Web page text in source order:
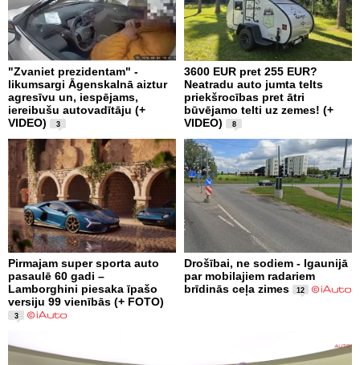
"Zvaniet prezidentam" -
likumsargi Āgenskalnā aiztur
agresīvu un, iespējams,
iereibušu autovadītāju (+
VIDEO)
3
3600 EUR pret 255 EUR?
Neatradu auto jumta telts
priekšrocības pret ātri
būvējamo telti uz zemes! (+
VIDEO)
8
Pirmajam super sporta auto
pasaulē 60 gadi –
Lamborghini piesaka īpašo
versiju 99 vienībās (+ FOTO)
3
Drošībai, ne sodiem - Igaunijā
par mobilajiem radariem
brīdinās ceļa zimes
12